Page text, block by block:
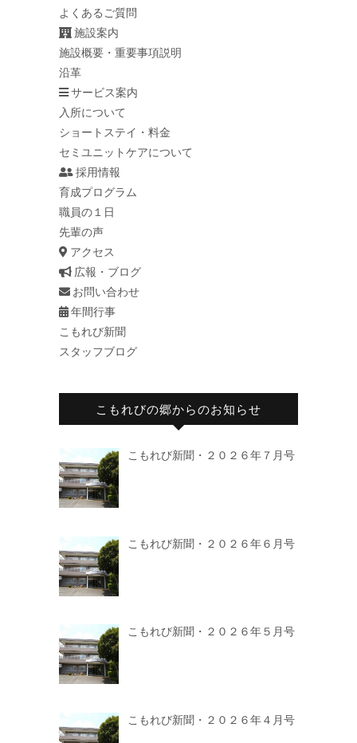
よくあるご質問
施設案内
施設概要・重要事項説明
沿革
サービス案内
入所について
ショートステイ・料金
セミユニットケアについて
採用情報
育成プログラム
職員の１日
先輩の声
アクセス
広報・ブログ
お問い合わせ
年間行事
こもれび新聞
スタッフブログ
こもれびの郷からのお知らせ
こもれび新聞・２０２６年７月号
こもれび新聞・２０２６年６月号
こもれび新聞・２０２６年５月号
こもれび新聞・２０２６年４月号